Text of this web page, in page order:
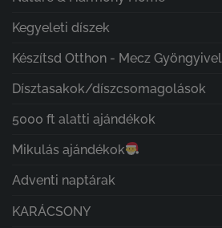
Kegyeleti díszek
Készítsd Otthon - Mecz Gyöngyivel
Dísztasakok/díszcsomagolások
5000 ft alatti ajándékok
Mikulás ajándékok
Adventi naptárak
KARÁCSONY